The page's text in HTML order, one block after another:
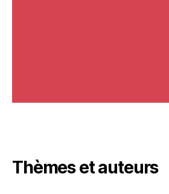
Thèmes et auteurs